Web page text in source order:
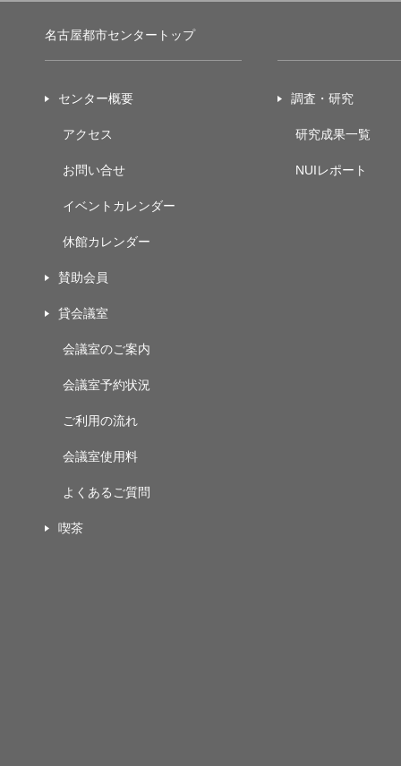
名古屋都市センタートップ
センター概要
アクセス
お問い合せ
イベントカレンダー
休館カレンダー
賛助会員
貸会議室
会議室のご案内
会議室予約状況
ご利用の流れ
会議室使用料
よくあるご質問
喫茶
調査・研究
研究成果一覧
NUIレポート